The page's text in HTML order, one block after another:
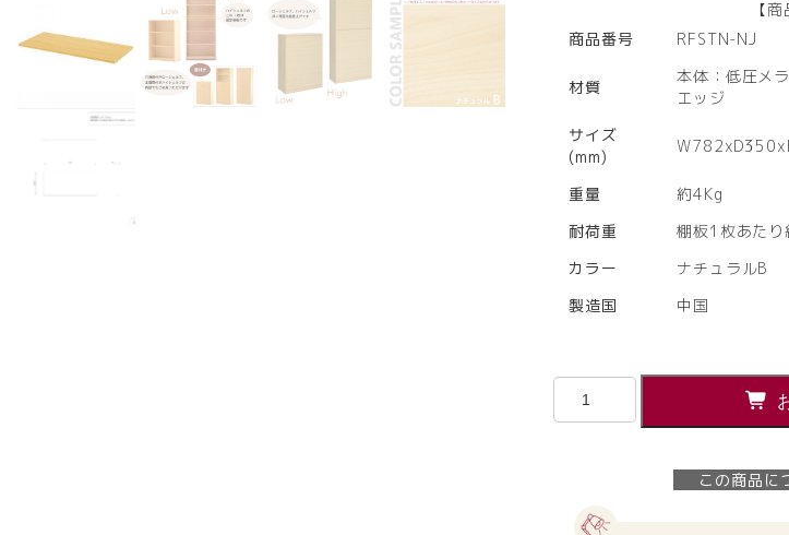
【
商品番号
RFSTN-NJ
材質
本体：低圧メ
エッジ
サイズ
(mm)
重量
約4Kg
耐荷重
棚板1枚あたり
カラー
ナチュラルB
製造国
中国
【法
この商品に